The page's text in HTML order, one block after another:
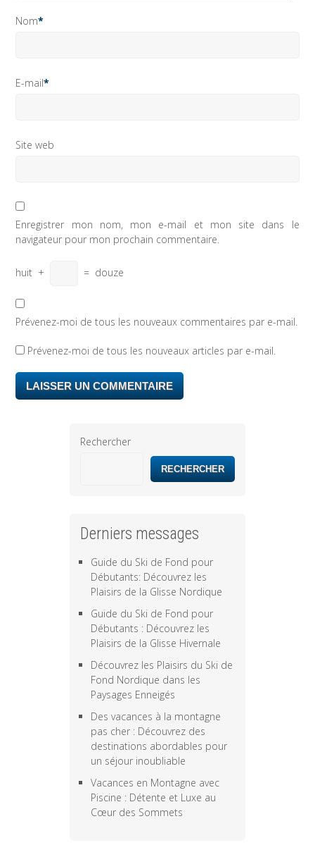
Nom*
E-mail*
Site web
Enregistrer mon nom, mon e-mail et mon site dans le
navigateur pour mon prochain commentaire.
huit + = douze
Prévenez-moi de tous les nouveaux commentaires par e-mail.
Prévenez-moi de tous les nouveaux articles par e-mail.
Rechercher
RECHERCHER
Derniers messages
Guide du Ski de Fond pour
Débutants: Découvrez les
Plaisirs de la Glisse Nordique
Guide du Ski de Fond pour
Débutants : Découvrez les
Plaisirs de la Glisse Hivernale
Découvrez les Plaisirs du Ski de
Fond Nordique dans les
Paysages Enneigés
Des vacances à la montagne
pas cher : Découvrez des
destinations abordables pour
un séjour inoubliable
Vacances en Montagne avec
Piscine : Détente et Luxe au
Cœur des Sommets